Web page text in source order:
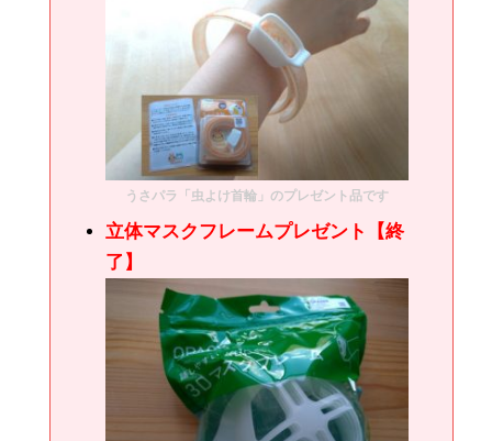
うさパラ「虫よけ首輪」のプレゼント品です
立体マスクフレームプレゼント【終
了】